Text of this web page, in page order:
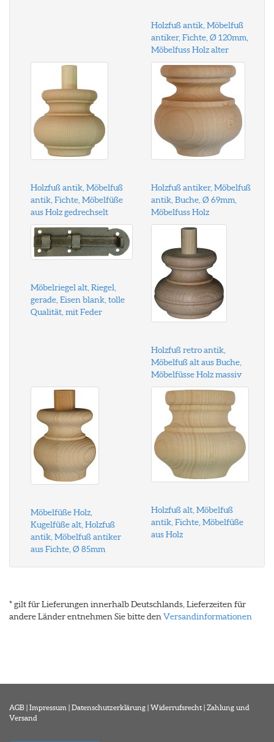
Holzfuß antik, Möbelfuß
antiker, Fichte, Ø 120mm,
Möbelfuss Holz alter
Holzfuß antik, Möbelfuß
antik, Fichte, Möbelfüße
aus Holz gedrechselt
Holzfuß antiker, Möbelfuß
antik, Buche, Ø 69mm,
Möbelfuss Holz
Möbelriegel alt, Riegel,
gerade, Eisen blank, tolle
Qualität, mit Feder
Holzfuß retro antik,
Möbelfuß alt aus Buche,
Möbelfüsse Holz massiv
Möbelfüße Holz,
Kugelfüße alt, Holzfuß
antik, Möbelfuß antiker
aus Fichte, Ø 85mm
Holzfuß alt, Möbelfuß
antik, Fichte, Möbelfüße
aus Holz
* gilt für Lieferungen innerhalb Deutschlands, Lieferzeiten für
andere Länder entnehmen Sie bitte den Versandinformationen
AGB | Impressum | Datenschutzerklärung | Widerrufsrecht | Zahlung und
Versand